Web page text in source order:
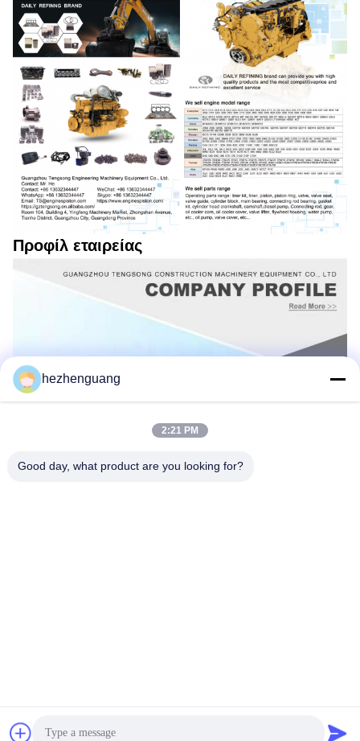
Προφίλ εταιρείας
hezhenguang
2:21 PM
Good day, what product are you looking for?